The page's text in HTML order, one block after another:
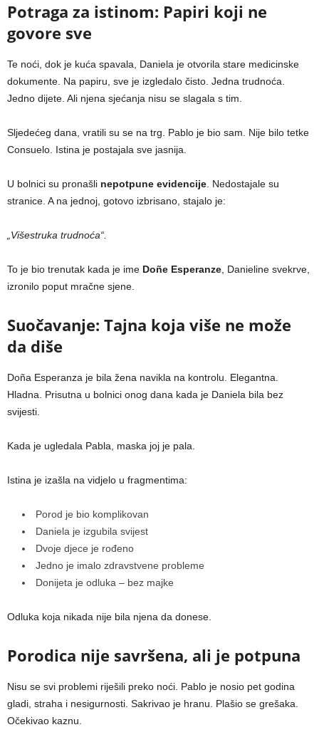
Potraga za istinom: Papiri koji ne
govore sve
Te noći, dok je kuća spavala, Daniela je otvorila stare medicinske
dokumente. Na papiru, sve je izgledalo čisto. Jedna trudnoća.
Jedno dijete. Ali njena sjećanja nisu se slagala s tim.
Sljedećeg dana, vratili su se na trg. Pablo je bio sam. Nije bilo tetke
Consuelo. Istina je postajala sve jasnija.
U bolnici su pronašli nepotpune evidencije . Nedostajale su
stranice. A na jednoj, gotovo izbrisano, stajalo je:
„Višestruka trudnoća“.
To je bio trenutak kada je ime Doñe Esperanze , Danieline svekrve,
izronilo poput mračne sjene.
Suočavanje: Tajna koja više ne može
da diše
Doña Esperanza je bila žena navikla na kontrolu. Elegantna.
Hladna. Prisutna u bolnici onog dana kada je Daniela bila bez
svijesti.
Kada je ugledala Pabla, maska joj je pala.
Istina je izašla na vidjelo u fragmentima:
Porod je bio komplikovan
Daniela je izgubila svijest
Dvoje djece je rođeno
Jedno je imalo zdravstvene probleme
Donijeta je odluka – bez majke
Odluka koja nikada nije bila njena da donese.
Porodica nije savršena, ali je potpuna
Nisu se svi problemi riješili preko noći. Pablo je nosio pet godina
gladi, straha i nesigurnosti. Sakrivao je hranu. Plašio se grešaka.
Očekivao kaznu.